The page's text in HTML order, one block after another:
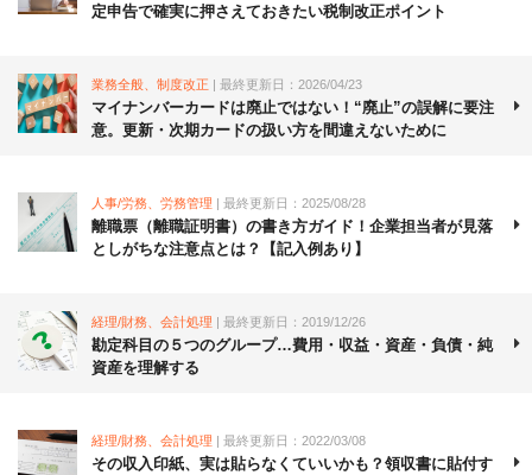
定申告で確実に押さえておきたい税制改正ポイント
業務全般、制度改正 | 最終更新日：2026/04/23
マイナンバーカードは廃止ではない！“廃止”の誤解に要注
意。更新・次期カードの扱い方を間違えないために
人事/労務、労務管理 | 最終更新日：2025/08/28
離職票（離職証明書）の書き方ガイド！企業担当者が見落
としがちな注意点とは？【記入例あり】
経理/財務、会計処理 | 最終更新日：2019/12/26
勘定科目の５つのグループ…費用・収益・資産・負債・純
資産を理解する
経理/財務、会計処理 | 最終更新日：2022/03/08
その収入印紙、実は貼らなくていいかも？領収書に貼付す